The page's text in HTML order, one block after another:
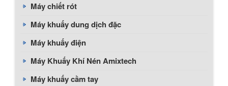
Máy chiết rót
Máy khuấy dung dịch đặc
Máy khuấy điện
Máy Khuấy Khí Nén Amixtech
Máy khuấy cầm tay